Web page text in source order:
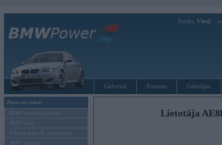
Sveiks, Viesi!
Galvenā Forums Galerijas
Ziņas un raksti
BMW modeļu jaunumi
BMW testi
Tehnoloģijas & sasniegumi
BMW Latvijā
Lietotāja